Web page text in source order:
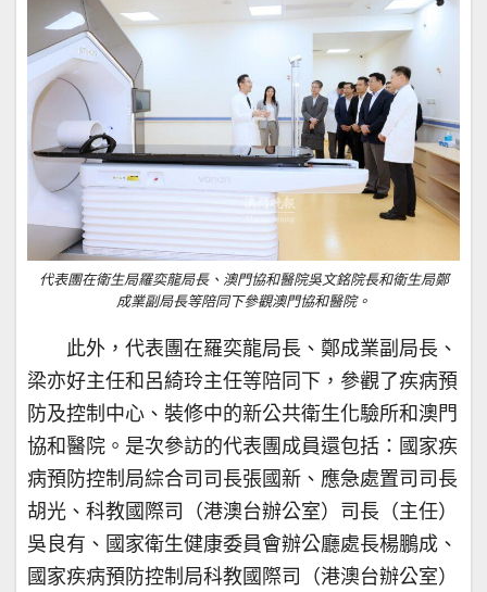
代表團在衛生局羅奕龍局長、澳門協和醫院吳文銘院長和衛生局鄭
成業副局長等陪同下參觀澳門協和醫院。
此外，代表團在羅奕龍局長、鄭成業副局長、
梁亦好主任和呂綺玲主任等陪同下，參觀了疾病預
防及控制中心、裝修中的新公共衛生化驗所和澳門
協和醫院。是次參訪的代表團成員還包括：國家疾
病預防控制局綜合司司長張國新、應急處置司司長
胡光、科教國際司（港澳台辦公室）司長（主任）
吳良有、國家衛生健康委員會辦公廳處長楊鵬成、
國家疾病預防控制局科教國際司（港澳台辦公室）